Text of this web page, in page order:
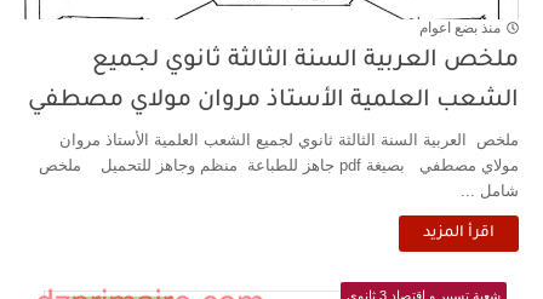
منذ بضع اعوام
ملخص العربية السنة الثالثة ثانوي لجميع
الشعب العلمية الأستاذ مروان مولاي مصطفي
ملخص العربية السنة الثالثة ثانوي لجميع الشعب العلمية الأستاذ مروان
مولاي مصطفي بصيغة pdf جاهز للطباعة منظم وجاهز للتحميل ملخص
شامل ...
اقرأ المزيد
شعبة تسيير و اقتصاد 3 ثانوي